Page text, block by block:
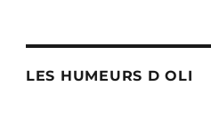
LES HUMEURS D OLI